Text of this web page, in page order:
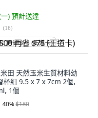
) 預計送達
(16)
再省 $75 (王道卡)
田 天然玉米生質材料幼
杯組 9.5 x 7 x 7cm 2個,
1個
40%$180